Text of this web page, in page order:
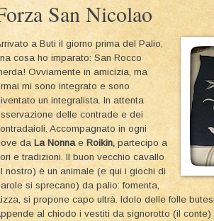
San Nicolao
a Buti il giorno prima del Palio,
cosa ho imparato: San Rocco
Ovviamente in amicizia, ma
mi sono integrato e sono
un integralista. In attenta
delle contrade e dei
Accompagnato in ogni
da La Nonnae Roikin, partecipo a
e tradizioni. Il buon vecchio cavallo
nostro) è un animale (e qui i giochi di
si sprecano) da palio: fomenta,
si propone capo ultrà. Idolo delle folle
al chiodo i vestiti da signorotto (il conte)